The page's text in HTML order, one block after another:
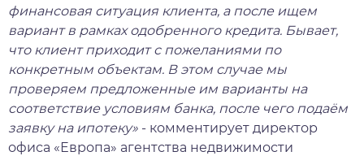
финансовая ситуация клиента, а после ищем
вариант в рамках одобренного кредита. Бывает,
что клиент приходит с пожеланиями по
конкретным объектам. В этом случае мы
проверяем предложенные им варианты на
соответствие условиям банка, после чего подаём
заявку на ипотеку» - комментирует директор
офиса «Европа» агентства недвижимости